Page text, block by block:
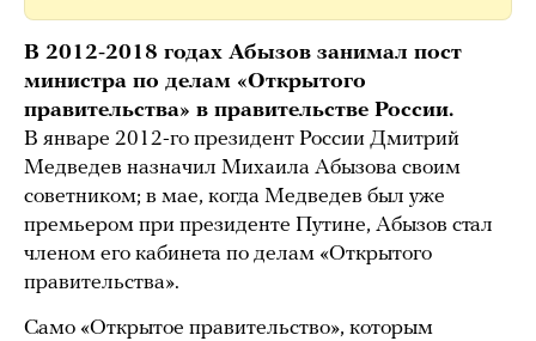
В 2012-2018 годах Абызов занимал пост
министра по делам «Открытого
правительства» в правительстве России.
В январе 2012-го президент России Дмитрий
Медведев назначил Михаила Абызова своим
советником; в мае, когда Медведев был уже
премьером при президенте Путине, Абызов стал
членом его кабинета по делам «Открытого
правительства».
Само «Открытое правительство», которым